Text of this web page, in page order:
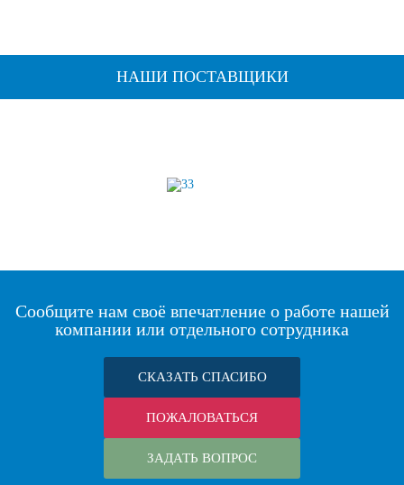
НАШИ ПОСТАВЩИКИ
Сообщите нам своё впечатление о работе нашей
компании или отдельного сотрудника
СКАЗАТЬ СПАСИБО
ПОЖАЛОВАТЬСЯ
ЗАДАТЬ ВОПРОС